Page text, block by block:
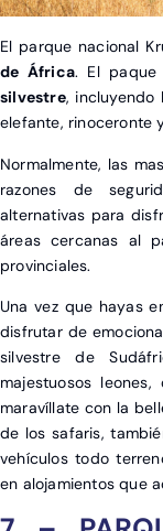
El parque nacional
de África. El
silvestre, incluyendo
elefante, rinoceronte
Normalmente, las
razones de
alternativas para
áreas cercanas al
provinciales.
Una vez que hayas
disfrutar de
silvestre de
majestuosos
maravíllate con la
de los safaris,
vehículos todo
en alojamientos que